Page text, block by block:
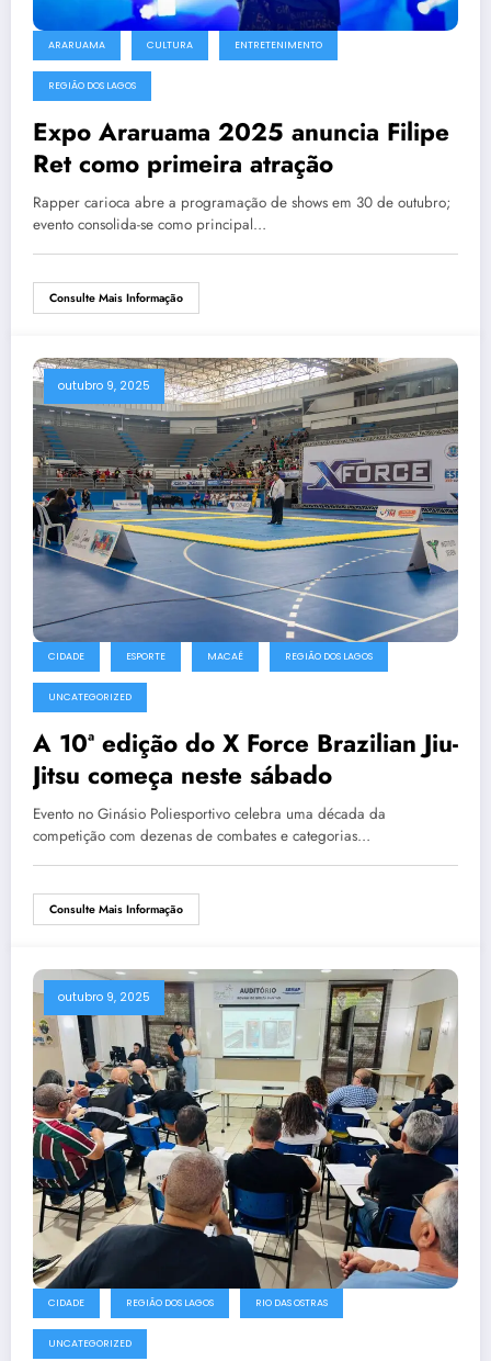
ARARUAMA CULTURA ENTRETENIMENTO
REGIÃO DOS LAGOS
Expo Araruama 2025 anuncia Filipe
Ret como primeira atração
Rapper carioca abre a programação de shows em 30 de outubro;
evento consolida-se como principal…
Consulte Mais Informação
outubro 9, 2025
CIDADE ESPORTE MACAÉ REGIÃO DOS LAGOS
UNCATEGORIZED
A 10ª edição do X Force Brazilian Jiu-
Jitsu começa neste sábado
Evento no Ginásio Poliesportivo celebra uma década da
competição com dezenas de combates e categorias…
Consulte Mais Informação
outubro 9, 2025
CIDADE REGIÃO DOS LAGOS RIO DAS OSTRAS
UNCATEGORIZED